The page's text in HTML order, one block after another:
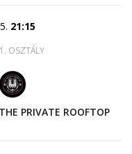
21:15
OSZTÁLY
THE PRIVATE ROOFTOP